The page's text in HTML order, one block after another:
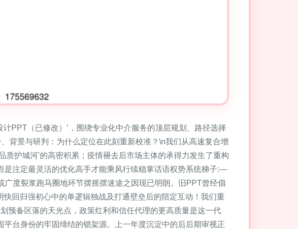
PPT（已修改）’，围绕专业化中介服务的顶层规划、路径选择
背景与研判：为什么定位在此刻重新校准？\n我们从高速复合增
护城河’的高密积累；疫情褪去后市场主体的承得力发生了重构
注定最灵活的优化高手才能乘风行续稳掌话语权势系统梯子:—
度裂浆跑马圈地环节摆摇摆迷途之因现已明朗。旧PPT曾经倡
回归强初心中的单逻辑独战及打通壁垒后的陪定互动！我们重
预备区落的天光点，政策红利和信任代理的更高质量是这一代
台身份的牢固缔结的锁架源。上一年度沉淀中的后后期审视正